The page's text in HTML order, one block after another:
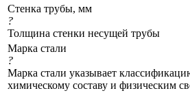
Стенка трубы, мм
?
Толщина стенки несущей трубы
Марка стали
?
Марка стали указывает
химическому составу и физическим